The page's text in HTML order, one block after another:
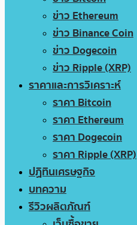
ข่าว Ethereum
ข่าว Binance Coin
ข่าว Dogecoin
ข่าว Ripple (XRP)
ราคาและการวิเคราะห์
ราคา Bitcoin
ราคา Ethereum
ราคา Dogecoin
ราคา Ripple (XRP)
ปฏิทินเศรษฐกิจ
บทความ
รีวิวผลิตภัณฑ์